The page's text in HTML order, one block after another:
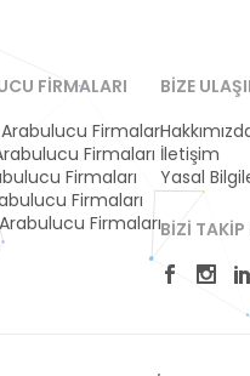
FIRMALARI
Firmaları
Firmaları
Firmaları
Firmaları
Firmaları
BIZE
İletişim
Yasal
BIZI TAKIP